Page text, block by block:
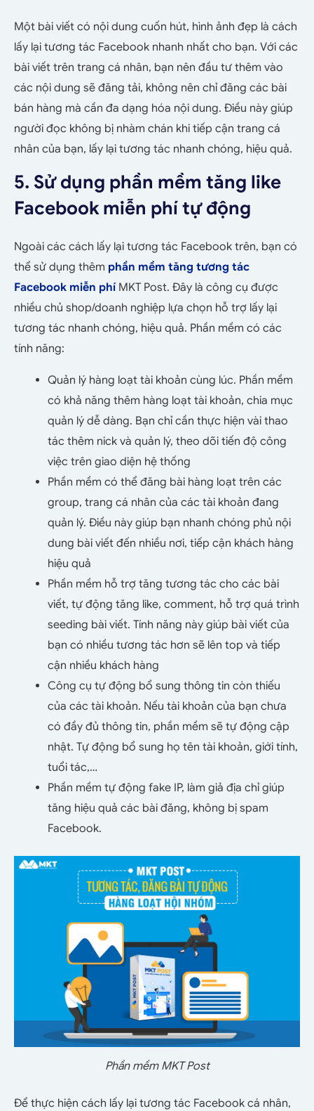
Một bài viết có nội dung cuốn hút, hình ảnh đẹp là cách
lấy lại tương tác Facebook nhanh nhất cho bạn. Với các
bài viết trên trang cá nhân, bạn nên đầu tư thêm vào
các nội dung sẽ đăng tải, không nên chỉ đăng các bài
bán hàng mà cần đa dạng hóa nội dung. Điều này giúp
người đọc không bị nhàm chán khi tiếp cận trang cá
nhân của bạn, lấy lại tương tác nhanh chóng, hiệu quả.
5. Sử dụng phần mềm tăng like
Facebook miễn phí tự động
Ngoài các cách lấy lại tương tác Facebook trên, bạn có
thể sử dụng thêm phần mềm tăng tương tác
Facebook miễn phí MKT Post. Đây là công cụ được
nhiều chủ shop/doanh nghiệp lựa chọn hỗ trợ lấy lại
tương tác nhanh chóng, hiệu quả. Phần mềm có các
tính năng:
Quản lý hàng loạt tài khoản cùng lúc. Phần mềm
có khả năng thêm hàng loạt tài khoản, chia mục
quản lý dễ dàng. Bạn chỉ cần thực hiện vài thao
tác thêm nick và quản lý, theo dõi tiến độ công
việc trên giao diện hệ thống
Phần mềm có thể đăng bài hàng loạt trên các
group, trang cá nhân của các tài khoản đang
quản lý. Điều này giúp bạn nhanh chóng phủ nội
dung bài viết đến nhiều nơi, tiếp cận khách hàng
hiệu quả
Phần mềm hỗ trợ tăng tương tác cho các bài
viết, tự động tăng like, comment, hỗ trợ quá trình
seeding bài viết. Tính năng này giúp bài viết của
bạn có nhiều tương tác hơn sẽ lên top và tiếp
cận nhiều khách hàng
Công cụ tự động bổ sung thông tin còn thiếu
của các tài khoản. Nếu tài khoản của bạn chưa
có đầy đủ thông tin, phần mềm sẽ tự động cập
nhật. Tự động bổ sung họ tên tài khoản, giới tính,
tuổi tác,…
Phần mềm tự động fake IP, làm giả địa chỉ giúp
tăng hiệu quả các bài đăng, không bị spam
Facebook.
Phần mềm MKT Post
Để thực hiện cách lấy lại tương tác Facebook cá nhân,